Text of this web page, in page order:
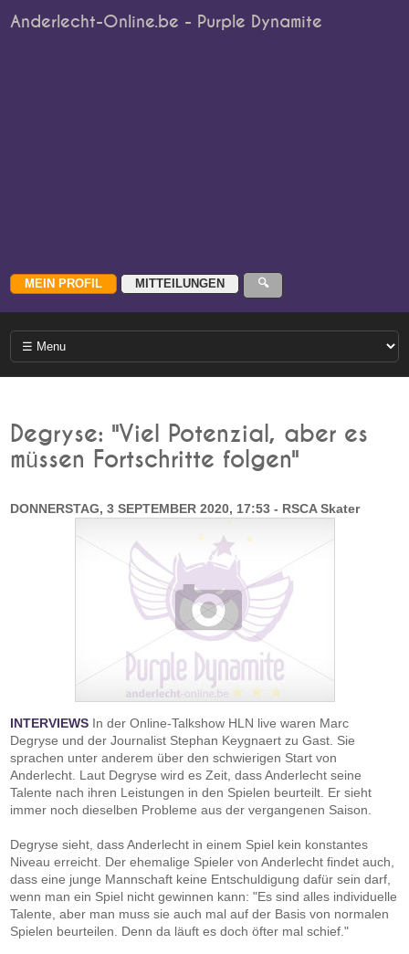
Anderlecht-Online.be - Purple Dynamite
Degryse: "Viel Potenzial, aber es
müssen Fortschritte folgen"
DONNERSTAG, 3 SEPTEMBER 2020, 17:53 - RSCA Skater
INTERVIEWS In der Online-Talkshow HLN live waren Marc
Degryse und der Journalist Stephan Keygnaert zu Gast. Sie
sprachen unter anderem über den schwierigen Start von
Anderlecht. Laut Degryse wird es Zeit, dass Anderlecht seine
Talente nach ihren Leistungen in den Spielen beurteilt. Er sieht
immer noch dieselben Probleme aus der vergangenen Saison.
Degryse sieht, dass Anderlecht in einem Spiel kein konstantes
Niveau erreicht. Der ehemalige Spieler von Anderlecht findet auch,
dass eine junge Mannschaft keine Entschuldigung dafür sein darf,
wenn man ein Spiel nicht gewinnen kann: "Es sind alles individuelle
Talente, aber man muss sie auch mal auf der Basis von normalen
Spielen beurteilen. Denn da läuft es doch öfter mal schief."